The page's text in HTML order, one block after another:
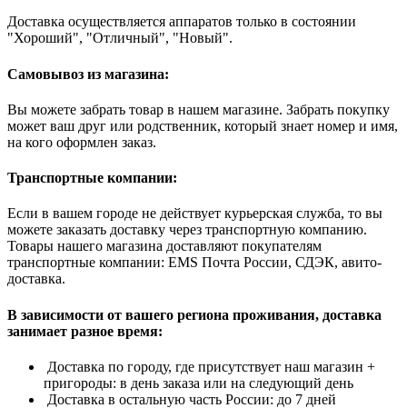
Доставка осуществляется аппаратов только в состоянии
"Хороший", "Отличный", "Новый".
Самовывоз из магазина:
Вы можете забрать товар в нашем магазине. Забрать покупку
может ваш друг или родственник, который знает номер и имя,
на кого оформлен заказ.
Транспортные компании:
Если в вашем городе не действует курьерская служба, то вы
можете заказать доставку через транспортную компанию.
Товары нашего магазина доставляют покупателям
транспортные компании: EMS Почта России, СДЭК, авито-
доставка.
В зависимости от вашего региона проживания, доставка
занимает разное время:
Доставка по городу, где присутствует наш магазин +
пригороды: в день заказа или на следующий день
Доставка в остальную часть России: до 7 дней